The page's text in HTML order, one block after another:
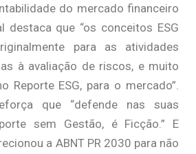
do mercado financeiro
destaca que “os conceitos ESG
para as atividades
à avaliação de riscos, e muito
Reporte ESG, para o mercado”.
que “defende nas suas
sem Gestão, é Ficção.” E
a ABNT PR 2030 para não